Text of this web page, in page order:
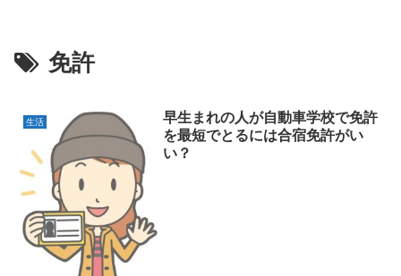
免許
生活
早生まれの人が自動車学校で免許
を最短でとるには合宿免許がい
い？